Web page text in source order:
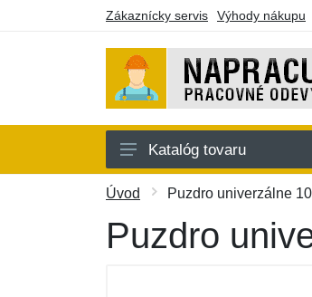
Zákaznícky servis Výhody nákupu
Oblečenie
Doplnky
Katalóg tovaru
Úvod Puzdro univerzálne
Puzdro